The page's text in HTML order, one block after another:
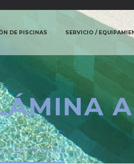
DE PISCINAS SERVICIO /
/ Lámina armada